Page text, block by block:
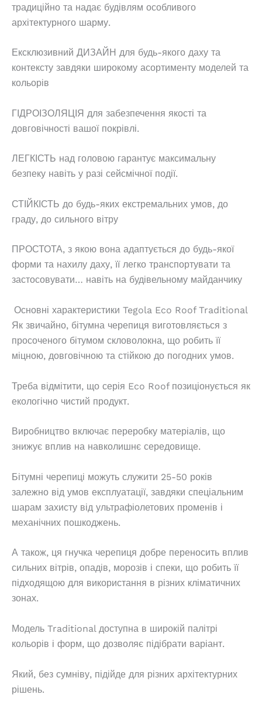
традиційно та надає будівлям особливого
архітектурного шарму.
Ексклюзивний ДИЗАЙН для будь-якого даху та
контексту завдяки широкому асортименту моделей та
кольорів
ГІДРОІЗОЛЯЦІЯ для забезпечення якості та
довговічності вашої покрівлі.
ЛЕГКІСТЬ над головою гарантує максимальну
безпеку навіть у разі сейсмічної події.
СТІЙКІСТЬ до будь-яких екстремальних умов, до
граду, до сильного вітру
ПРОСТОТА, з якою вона адаптується до будь-якої
форми та нахилу даху, її легко транспортувати та
застосовувати… навіть на будівельному майданчику
Основні характеристики Tegola Eco Roof Traditional
Як звичайно, бітумна черепиця виготовляється з
просоченого бітумом скловолокна, що робить її
міцною, довговічною та стійкою до погодних умов.
Треба відмітити, що серія Eco Roof позиціонується як
екологічно чистий продукт.
Виробництво включає переробку матеріалів, що
знижує вплив на навколишнє середовище.
Бітумні черепиці можуть служити 25-50 років
залежно від умов експлуатації, завдяки спеціальним
шарам захисту від ультрафіолетових променів і
механічних пошкоджень.
А також, ця гнучка черепиця добре переносить вплив
сильних вітрів, опадів, морозів і спеки, що робить її
підходящою для використання в різних кліматичних
зонах.
Модель Traditional доступна в широкій палітрі
кольорів і форм, що дозволяє підібрати варіант.
Який, без сумніву, підійде для різних архітектурних
рішень.